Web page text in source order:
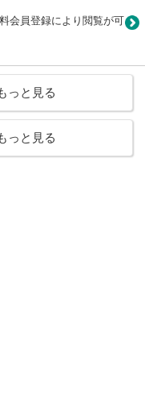
会員登録により閲覧が可
っと見る
っと見る